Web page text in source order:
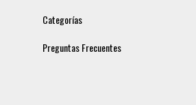
Categorías
Preguntas Frecuentes